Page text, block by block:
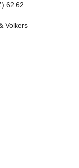
62 62
Volkers